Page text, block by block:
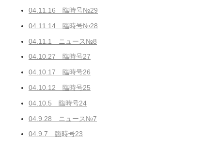
04.11.16 臨時号№29
04.11.14 臨時号№28
04.11.1 ニュース№8
04.10.27 臨時号27
04.10.17 臨時号26
04.10.12 臨時号25
04.10.5 臨時号24
04.9.28 ニュース№7
04.9.7 臨時号23